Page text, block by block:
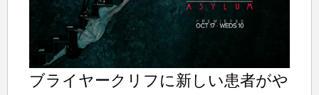
ブライヤークリフに新しい患者がや